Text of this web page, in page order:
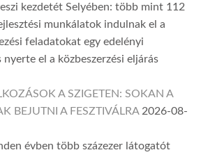
kezdetét Selyében: több mint 112
munkálatok indulnak el a
feladatokat egy edelényi
el a közbeszerzési eljárás
A SZIGETEN: SOKAN A
BEJUTNI A FESZTIVÁLRA 2026-08-
évben több százezer látogatót